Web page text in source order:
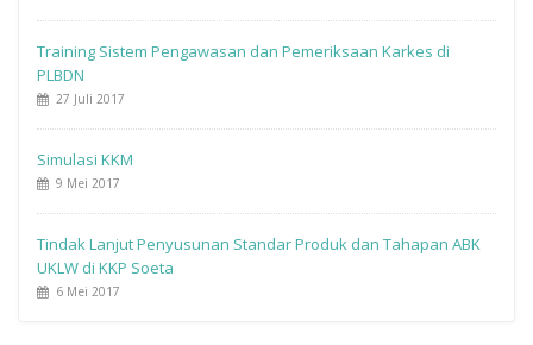
Training Sistem Pengawasan dan Pemeriksaan Karkes di
PLBDN
27 Juli 2017
Simulasi KKM
9 Mei 2017
Tindak Lanjut Penyusunan Standar Produk dan Tahapan ABK
UKLW di KKP Soeta
6 Mei 2017